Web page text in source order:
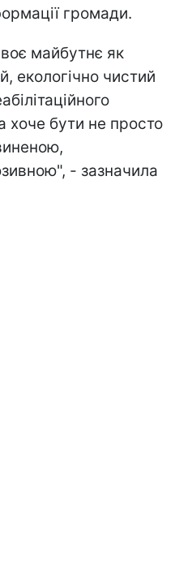
громади.
майбутнє як
екологічно чистий
хоче бути не просто
- зазначила